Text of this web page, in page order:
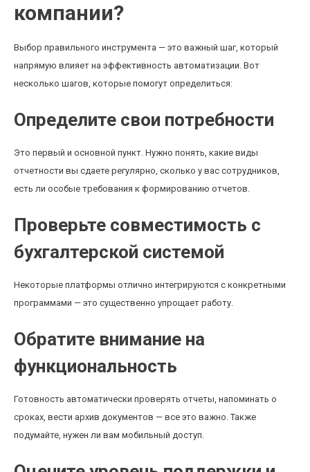
компании?
Выбор правильного инструмента — это важный шаг, который
напрямую влияет на эффективность автоматизации. Вот
несколько шагов, которые помогут определиться:
Определите свои потребности
Это первый и основной пункт. Нужно понять, какие виды
отчетности вы сдаете регулярно, сколько у вас сотрудников,
есть ли особые требования к формированию отчетов.
Проверьте совместимость с
бухгалтерской системой
Некоторые платформы отлично интегрируются с конкретными
программами — это существенно упрощает работу.
Обратите внимание на
функциональность
Готовность автоматически проверять отчеты, напоминать о
сроках, вести архив документов — все это важно. Также
подумайте, нужен ли вам мобильный доступ.